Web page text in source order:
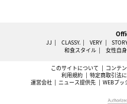
JJ CLASSY. VERY
和食スタイル
女性自身
このサイトについて コンテ
利用規約
特定商取引法
運営会社
ニュース提供先 WEBプッ